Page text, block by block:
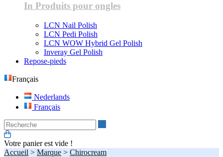
In Produits pour ongles
LCN Nail Polish
LCN Pedi Polish
LCN WOW Hybrid Gel Polish
Inveray Gel Polish
Repose-pieds
Français
Nederlands
Français
Votre panier est vide !
Accueil > Marque > Chirocream